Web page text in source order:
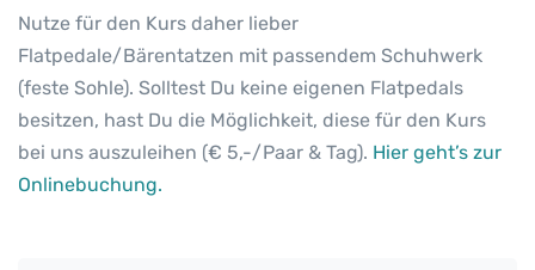
Nutze für den Kurs daher lieber
Flatpedale/Bärentatzen mit passendem Schuhwerk
(feste Sohle). Solltest Du keine eigenen Flatpedals
besitzen, hast Du die Möglichkeit, diese für den Kurs
bei uns auszuleihen (€ 5,-/Paar & Tag). Hier geht’s zur
Onlinebuchung.